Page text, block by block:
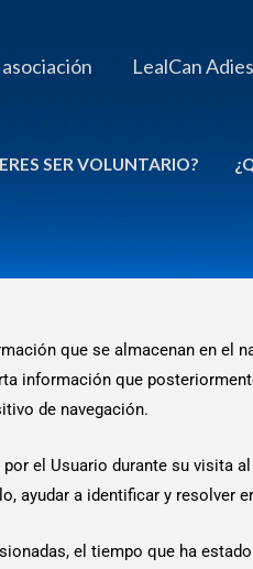
asociación LealCan
SER VOLUNTARIO?
que se almacenan en el
información que
de navegación.
el Usuario durante su visita al
ayudar a identificar y resolver
el tiempo que ha